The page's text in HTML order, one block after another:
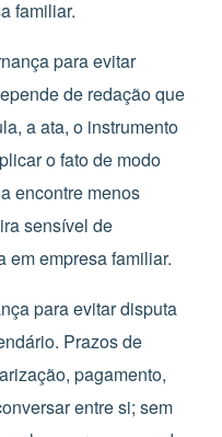
familiar.
para evitar
de redação que
a ata, o instrumento
o fato de modo
encontre menos
sensível de
em empresa familiar.
para evitar disputa
Prazos de
pagamento,
entre si; sem